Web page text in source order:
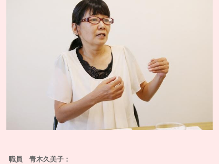
職員 青木久美子：